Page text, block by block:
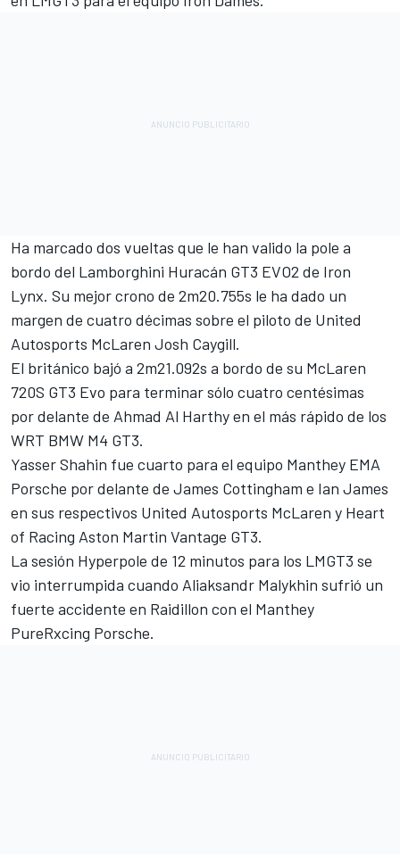
Ha marcado dos vueltas que le han valido la pole a
bordo del Lamborghini Huracán GT3 EVO2 de Iron
Lynx. Su mejor crono de 2m20.755s le ha dado un
margen de cuatro décimas sobre el piloto de United
Autosports McLaren Josh Caygill.
El británico bajó a 2m21.092s a bordo de su McLaren
720S GT3 Evo para terminar sólo cuatro centésimas
por delante de Ahmad Al Harthyen el más rápido de los
WRT BMW M4 GT3.
Yasser Shahin fue cuarto para el equipo Manthey EMA
Porsche por delante de James Cottingham e Ian James
en sus respectivos United Autosports McLaren y Heart
of Racing Aston Martin Vantage GT3.
La sesión Hyperpole de 12 minutos para los LMGT3 se
vio interrumpida cuando Aliaksandr Malykhin sufrió un
fuerte accidente en Raidillon con el Manthey
PureRxcing Porsche.